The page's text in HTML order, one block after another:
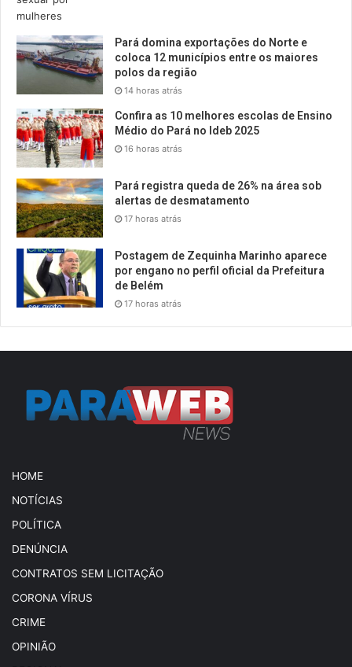
Pará domina exportações do Norte e
coloca 12 municípios entre os maiores
polos da região
14 horas atrás
Confira as 10 melhores escolas de Ensino
Médio do Pará no Ideb 2025
16 horas atrás
Pará registra queda de 26% na área sob
alertas de desmatamento
17 horas atrás
Postagem de Zequinha Marinho aparece
por engano no perfil oficial da Prefeitura
de Belém
17 horas atrás
HOME
NOTÍCIAS
POLÍTICA
DENÚNCIA
CONTRATOS SEM LICITAÇÃO
CORONA VÍRUS
CRIME
OPINIÃO